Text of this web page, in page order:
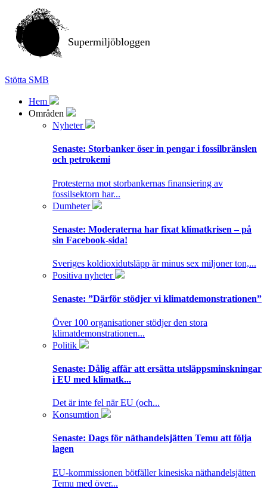
Supermiljöbloggen
Stötta SMB
Hem
Områden
Nyheter
Senaste: Storbanker öser in pengar i fossilbränslen
och petrokemi
Protesterna mot storbankernas finansiering av
fossilsektorn har...
Dumheter
Senaste: Moderaterna har fixat klimatkrisen – på
sin Facebook-sida!
Sveriges koldioxidutsläpp är minus sex miljoner ton,...
Positiva nyheter
Senaste: ”Därför stödjer vi klimatdemonstrationen”
Över 100 organisationer stödjer den stora
klimatdemonstrationen...
Politik
Senaste: Dålig affär att ersätta utsläppsminskningar
i EU med klimatk...
Det är inte fel när EU (och...
Konsumtion
Senaste: Dags för näthandelsjätten Temu att följa
lagen
EU-kommissionen bötfäller kinesiska näthandelsjätten
Temu med över...